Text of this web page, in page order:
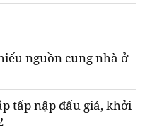
nguồn cung nhà ở
tấp nập đấu giá, khởi